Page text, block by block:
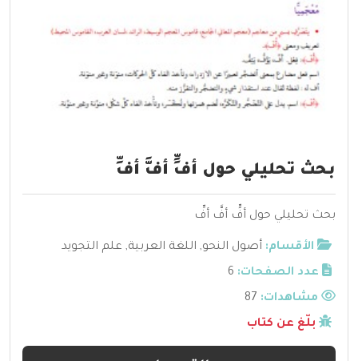
بحث تحليلي حول أفٍّ أفَّ أفِّ
بحث تحليلي حول أفٍّ أفَّ أفِّ
الأقسام: أصول النحو, اللغة العربية, علم التجويد
عدد الصفحات: 6
مشاهدات:
بلّغ عن كتاب